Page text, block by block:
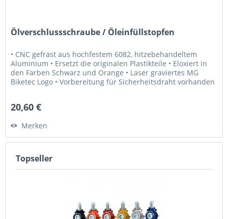
Ölverschlussschraube / Öleinfüllstopfen
• CNC gefräst aus hochfestem 6082, hitzebehandeltem
Aluminium • Ersetzt die originalen Plastikteile • Eloxiert in
den Farben Schwarz und Orange • Laser graviertes MG
Biketec Logo • Vorbereitung für Sicherheitsdraht vorhanden
20,60 €
Merken
Topseller